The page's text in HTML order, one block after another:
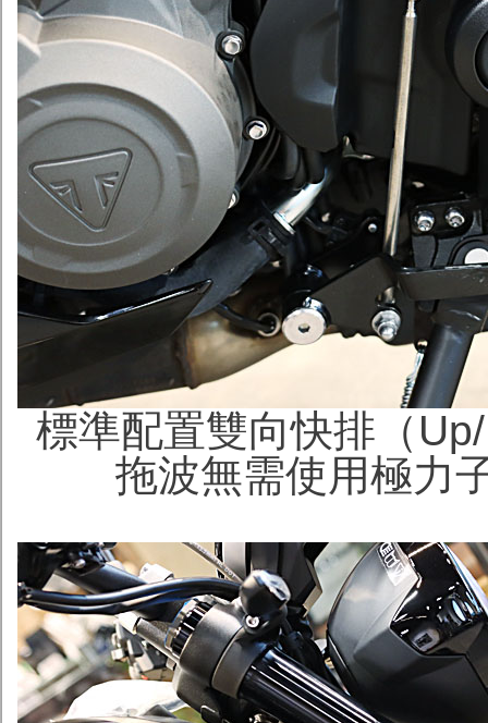
標準配置雙向快排（
拖波無需使用極力